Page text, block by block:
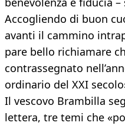
Accogliendo di buon
avanti il cammino
pare bello richiamare
contrassegnato
ordinario del XXI
Il vescovo Brambilla
lettera, tre temi che